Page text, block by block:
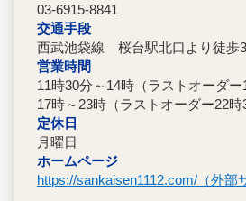
03-6915-8841
交通手段
西武池袋線 桜台駅北口より徒歩
営業時間
11時30分～14時（ラストオーダー
17時～23時（ラストオーダー22時
定休日
月曜日
ホームページ
https://sankaisen1112.com/（外部